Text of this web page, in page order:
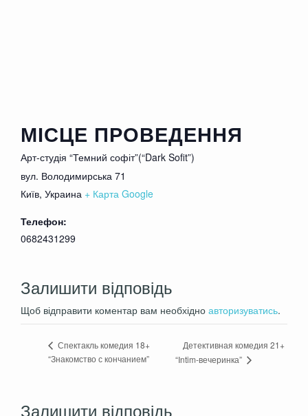
МІСЦЕ ПРОВЕДЕННЯ
Арт-студія “Темний софіт”(“Dark Sofit”)
вул. Володимирська 71
Київ, Украина + Карта Google
Телефон:
0682431299
Залишити відповідь
Щоб відправити коментар вам необхідно авторизуватись.
Спектакль комедия 18+
“Знакомство с кончанием”
Детективная комедия 21+
“Intim-вечеринка”
Залишити відповідь